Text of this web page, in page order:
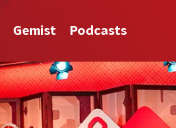
Gemist Podcasts